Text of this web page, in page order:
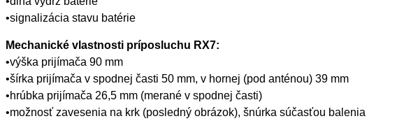
•signalizácia stavu batérie
Mechanické vlastnosti príposluchu RX7:
•výška prijímača 90 mm
•šírka prijímača v spodnej časti 50 mm, v hornej (pod anténou) 39 mm
•hrúbka prijímača 26,5 mm (merané v spodnej časti)
•možnosť zavesenia na krk (posledný obrázok), šnúrka súčasťou balenia